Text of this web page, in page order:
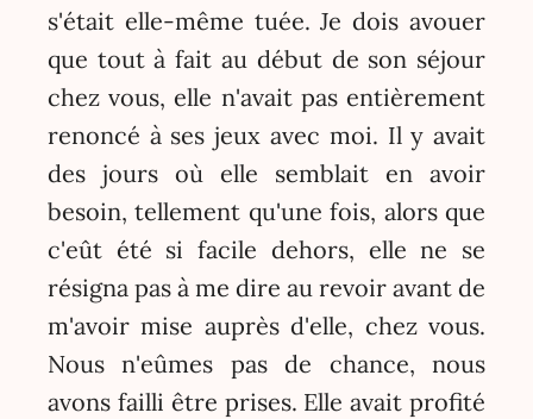
s'était elle-même tuée. Je dois avouer
que tout à fait au début de son séjour
chez vous, elle n'avait pas entièrement
renoncé à ses jeux avec moi. Il y avait
des jours où elle semblait en avoir
besoin, tellement qu'une fois, alors que
c'eût été si facile dehors, elle ne se
résigna pas à me dire au revoir avant de
m'avoir mise auprès d'elle, chez vous.
Nous n'eûmes pas de chance, nous
avons failli être prises. Elle avait profité